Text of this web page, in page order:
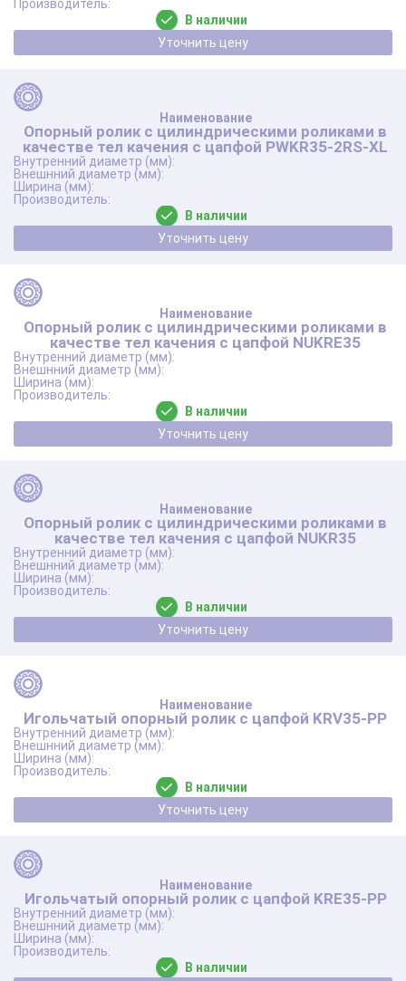
В наличии
Уточнить цену
Опорный ролик с цилиндрическими роликами в
качестве тел качения с цапфой PWKR35-2RS-XL
В наличии
Уточнить цену
Опорный ролик с цилиндрическими роликами в
качестве тел качения с цапфой NUKRE35
В наличии
Уточнить цену
Опорный ролик с цилиндрическими роликами в
качестве тел качения с цапфой NUKR35
В наличии
Уточнить цену
Игольчатый опорный ролик с цапфой KRV35-PP
В наличии
Уточнить цену
Игольчатый опорный ролик с цапфой KRE35-PP
В наличии